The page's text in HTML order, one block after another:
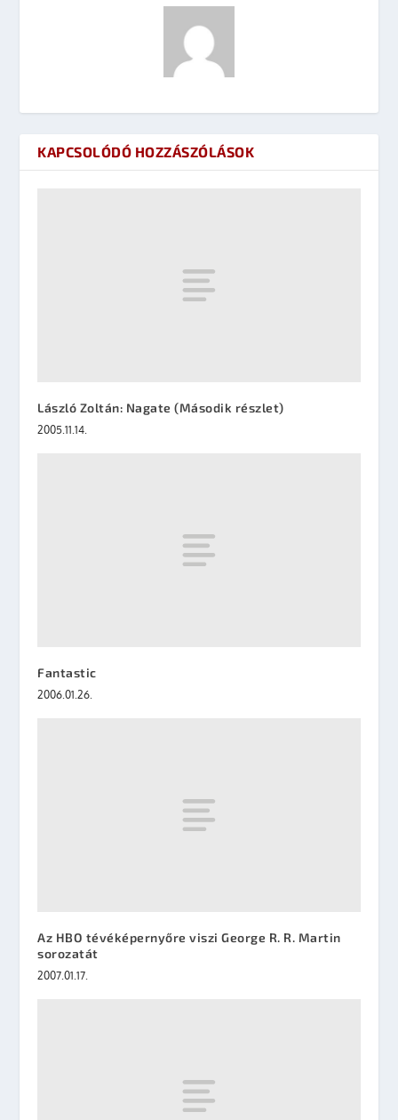
KAPCSOLÓDÓ HOZZÁSZÓLÁSOK
László Zoltán: Nagate (Második részlet)
2005.11.14.
Fantastic
2006.01.26.
Az HBO tévéképernyőre viszi George R. R. Martin
sorozatát
2007.01.17.